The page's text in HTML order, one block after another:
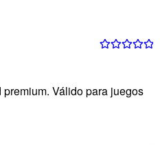
Válido para juegos